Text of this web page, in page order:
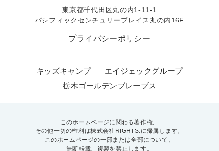
東京都千代田区丸の内1-11-1
パシフィックセンチュリープレイス丸の内16F
プライバシーポリシー
キッズキャンプ
エイジェックグループ
栃木ゴールデンブレーブス
このホームページに関わる著作権、
その他一切の権利は株式会社RIGHTS.に帰属します。
このホームページの一部または全部について、
無断転載、複製を禁止します。